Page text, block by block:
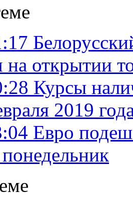
на открытии
Курсы
2019
Евро